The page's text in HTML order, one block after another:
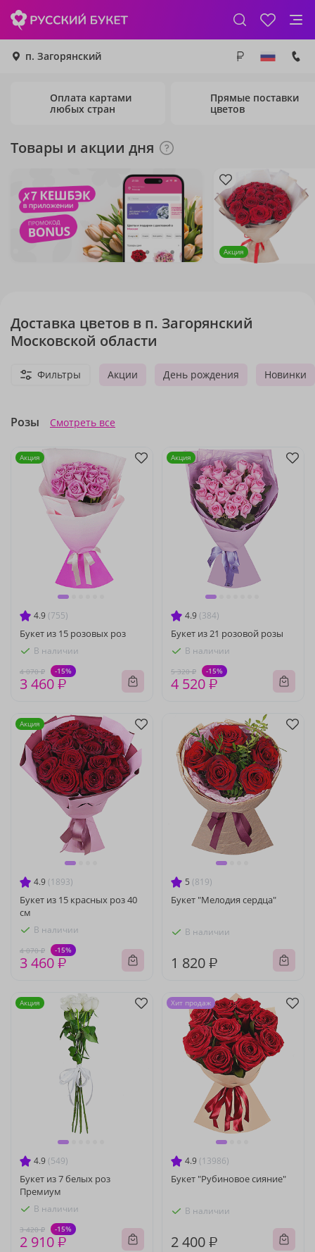
п. Загорянский
Оплата картами
любых стран
Прямые поставки
цветов
Товары и акции дня
Акция
Доставка цветов в п. Загорянский
Московской области
Акции День рождения Новинки
Фильтры
Розы Смотреть все
4.9 (755)
Букет из 15 розовых роз
В наличии
4 070 ₽ -15%
3 460 ₽
Акция
4.9 (384)
Букет из 21 розовой розы
В наличии
5 320 ₽ -15%
4 520 ₽
Акция
4.9 (1893)
Букет из 15 красных роз 40
см
В наличии
4 070 ₽ -15%
3 460 ₽
Акция
5 (819)
Букет "Мелодия сердца"
В наличии
1 820 ₽
4.9 (549)
Букет из 7 белых роз
Премиум
В наличии
3 420 ₽ -15%
2 910 ₽
Акция
4.9 (13986)
Букет "Рубиновое сияние"
В наличии
2 400 ₽
Хит продаж